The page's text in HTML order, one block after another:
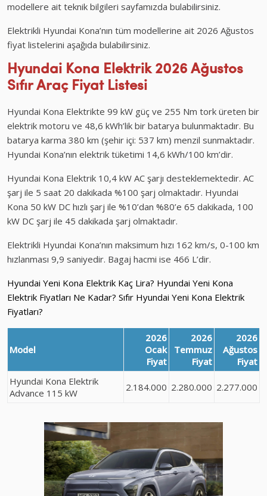
modellere ait teknik bilgileri sayfamızda bulabilirsiniz.
Elektrikli Hyundai Kona’nın tüm modellerine ait 2026 Ağustos
fiyat listelerini aşağıda bulabilirsiniz.
Hyundai Kona Elektrik 2026 Ağustos
Sıfır Araç Fiyat Listesi
Hyundai Kona Elektrikte 99 kW güç ve 255 Nm tork üreten bir
elektrik motoru ve 48,6 kWh’lik bir batarya bulunmaktadır. Bu
batarya karma 380 km (şehir içi: 537 km) menzil sunmaktadır.
Hyundai Kona’nın elektrik tüketimi 14,6 kWh/100 km’dir.
Hyundai Kona Elektrik 10,4 kW AC şarjı desteklemektedir. AC
şarj ile 5 saat 20 dakikada %100 şarj olmaktadır. Hyundai
Kona 50 kW DC hızlı şarj ile %10’dan %80’e 65 dakikada, 100
kW DC şarj ile 45 dakikada şarj olmaktadır.
Elektrikli Hyundai Kona’nın maksimum hızı 162 km/s, 0-100 km
hızlanması 9,9 saniyedir. Bagaj hacmi ise 466 L’dir.
Hyundai Yeni Kona Elektrik Kaç Lira? Hyundai Yeni Kona
Elektrik Fiyatları Ne Kadar? Sıfır Hyundai Yeni Kona Elektrik
Fiyatları?
Model
2026
Ocak
Fiyat
2026
Temmuz
Fiyat
2026
Ağustos
Fiyat
Hyundai Kona Elektrik
Advance 115 kW
2.184.000 2.280.000 2.277.000